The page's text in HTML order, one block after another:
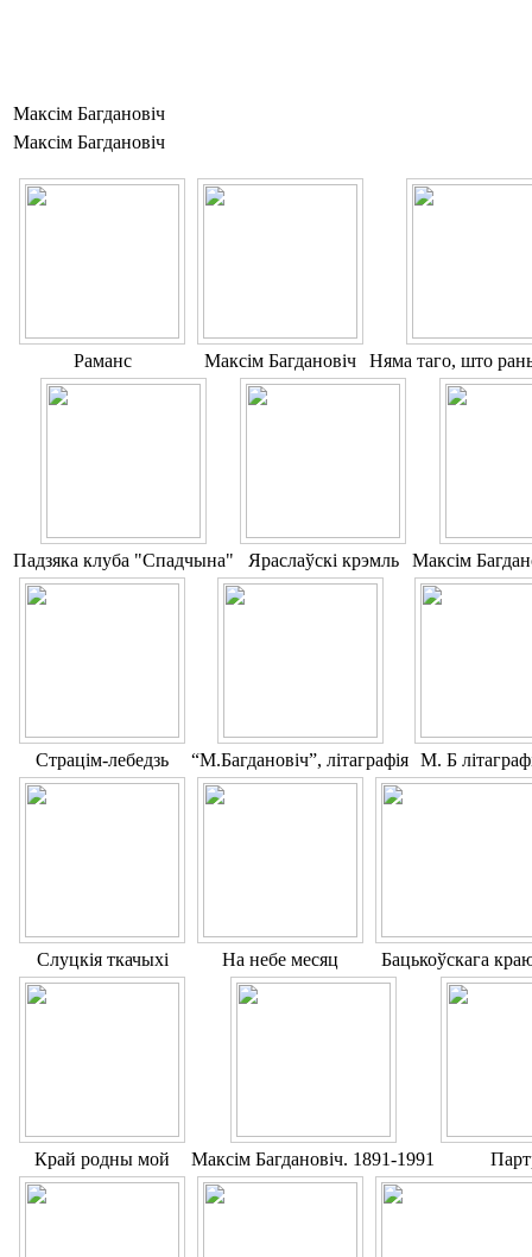
Максім Багдановіч
Максім Багдановіч
Раманс Максім Багдановіч Няма таго, што
Падзяка клубa "Спадчына" Яраслаўскі крэмль Максім
Страцім-лебедзь “М.Багдановіч”, літаграфія М. Б
Слуцкія ткачыхі На небе месяц Бацькоўскага
Край родны мой Максім Багдановіч. 1891-1991